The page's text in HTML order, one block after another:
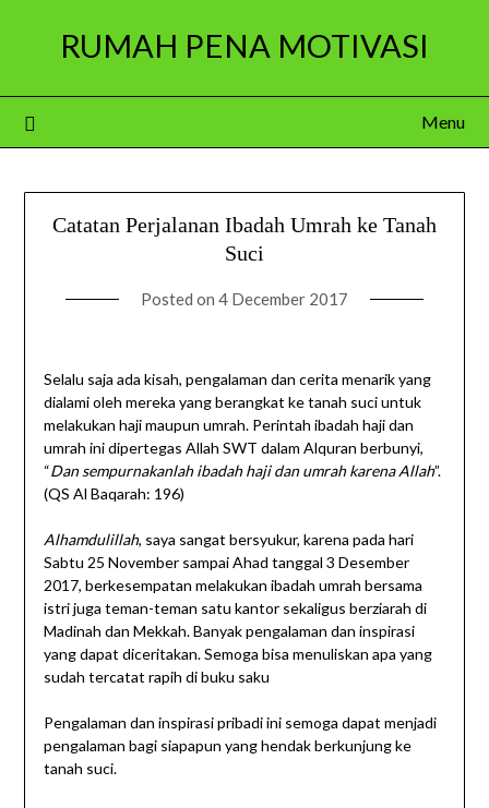
RUMAH PENA MOTIVASI
Menu
Catatan Perjalanan Ibadah Umrah ke Tanah
Suci
Posted on 4 December 2017
Selalu saja ada kisah, pengalaman dan cerita menarik yang
dialami oleh mereka yang berangkat ke tanah suci untuk
melakukan haji maupun umrah. Perintah ibadah haji dan
umrah ini dipertegas Allah SWT dalam Alquran berbunyi,
“Dan sempurnakanlah ibadah haji dan umrah karena Allah”.
(QS Al Baqarah: 196)
Alhamdulillah, saya sangat bersyukur, karena pada hari
Sabtu 25 November sampai Ahad tanggal 3 Desember
2017, berkesempatan melakukan ibadah umrah bersama
istri juga teman-teman satu kantor sekaligus berziarah di
Madinah dan Mekkah. Banyak pengalaman dan inspirasi
yang dapat diceritakan. Semoga bisa menuliskan apa yang
sudah tercatat rapih di buku saku
Pengalaman dan inspirasi pribadi ini semoga dapat menjadi
pengalaman bagi siapapun yang hendak berkunjung ke
tanah suci.